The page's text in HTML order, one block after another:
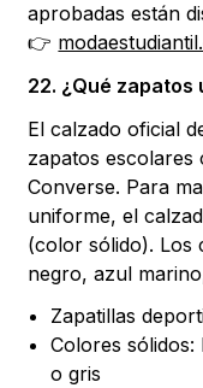
aprobadas están
👉
22. ¿Qué zapatos
El calzado oficial
zapatos escolares
Converse. Para
uniforme, el
(color sólido). Los
negro, azul
Zapatillas
Colores
o gris